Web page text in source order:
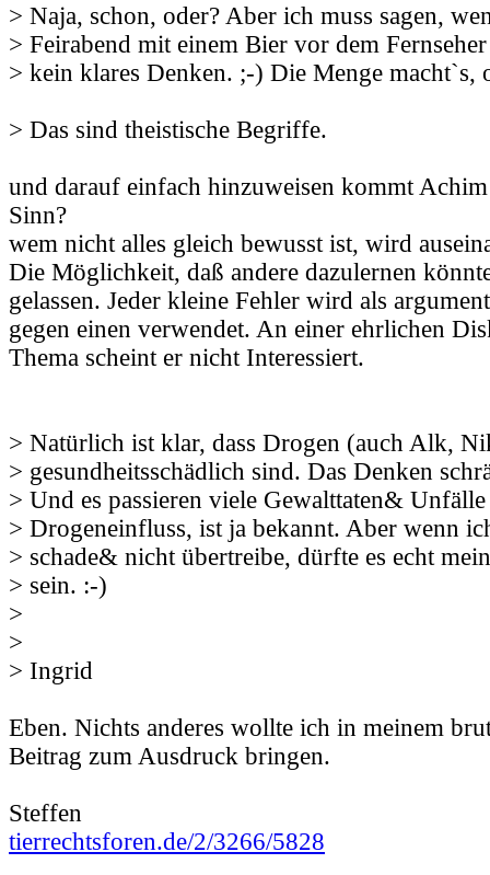
> Naja, schon, oder? Aber ich muss sagen,
> Feirabend mit einem Bier vor dem
> kein klares Denken. ;-) Die Menge macht`s,
> Das sind theistische Begriffe.
und darauf einfach hinzuweisen kommt
Sinn?
wem nicht alles gleich bewusst ist, wird
Die Möglichkeit, daß andere dazulernen
gelassen. Jeder kleine Fehler wird als
gegen einen verwendet. An einer ehrlichen
Thema scheint er nicht Interessiert.
> Natürlich ist klar, dass Drogen (auch Alk,
> gesundheitsschädlich sind. Das Denken
> Und es passieren viele Gewalttaten&
> Drogeneinfluss, ist ja bekannt. Aber wenn
> schade& nicht übertreibe, dürfte es echt
> sein. :-)
>
>
> Ingrid
Eben. Nichts anderes wollte ich in meinem
Beitrag zum Ausdruck bringen.
Steffen
tierrechtsforen.de/2/3266/5828